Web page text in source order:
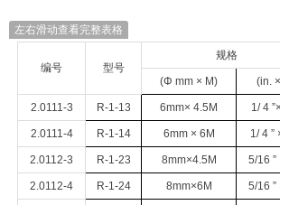
左右滑动查看完整表格
编号 型号
规格
(Φ mm × M) (in. × ft)
2.0111-3 R-1-13 6mm× 4.5M 1/ 4
2.0111-4 R-1-14 6mm × 6M 1/ 4 ”
2.0112-3 R-1-23 8mm×4.5M 5/16 ”
2.0112-4 R-1-24 8mm×6M 5/16 ”